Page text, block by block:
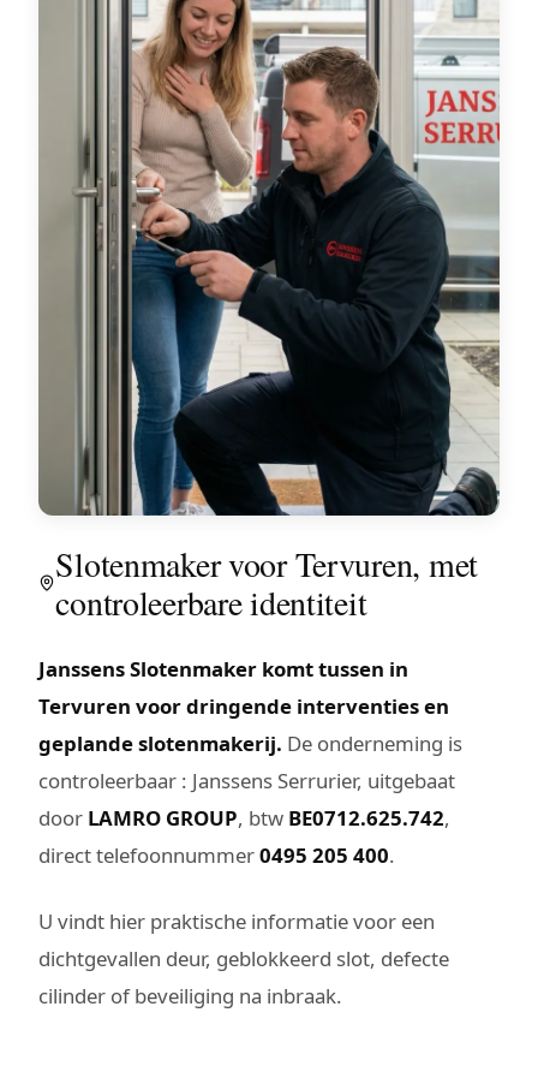
Slotenmaker voor Tervuren, met
controleerbare identiteit
Janssens Slotenmaker komt tussen in
Tervuren voor dringende interventies en
geplande slotenmakerij. De onderneming is
controleerbaar : Janssens Serrurier, uitgebaat
door LAMRO GROUP, btw BE0712.625.742,
direct telefoonnummer0495 205 400.
U vindt hier praktische informatie voor een
dichtgevallen deur, geblokkeerd slot, defecte
cilinder of beveiliging na inbraak.